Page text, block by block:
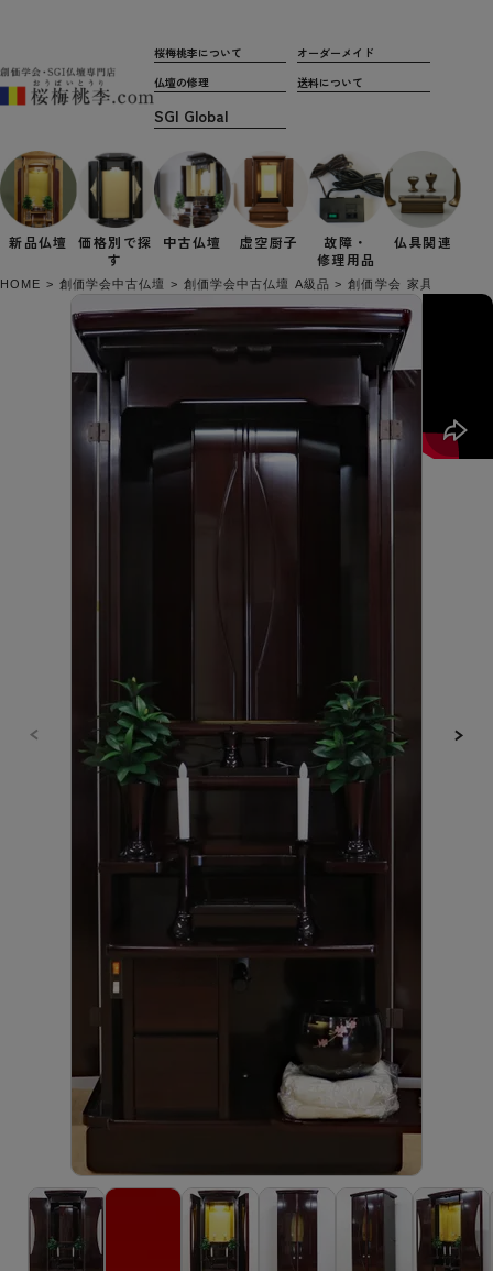
桜梅桃李について
オーダーメイド
仏壇の修理
送料について
新品仏壇 価格別で探
す
中古仏壇 虚空厨子
故障・
修理用品
仏具関連
HOME 創価学会中古仏壇 創価学会中古仏壇 A級品 創価学会 家具調 中古